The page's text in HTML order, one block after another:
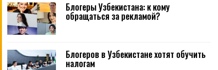
Блогеры Узбекистана: к кому
обращаться за рекламой?
Блогеров в Узбекистане хотят обучить
налогам